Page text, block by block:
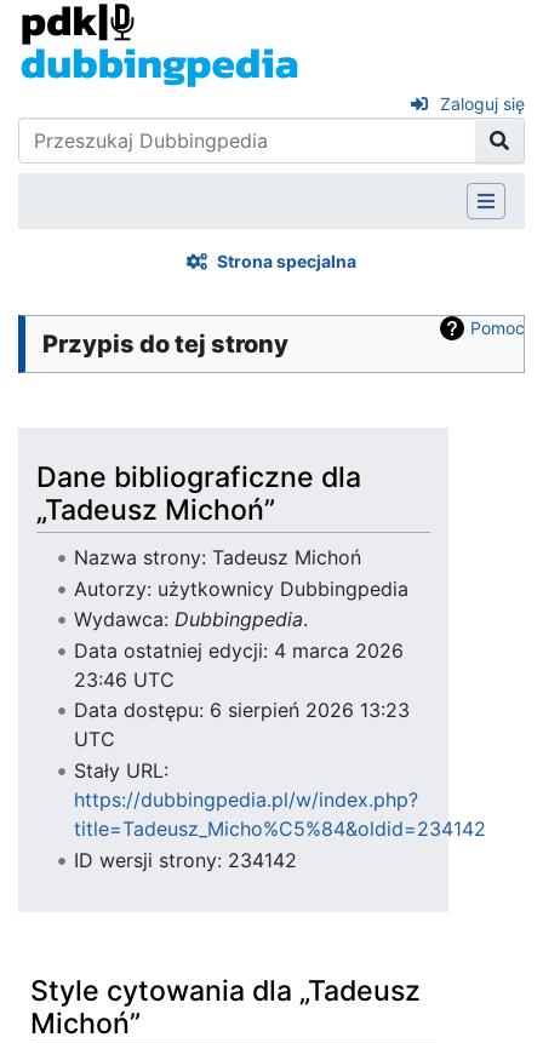
Zaloguj się
Strona specjalna
Pomoc
Przypis do tej strony
Dane bibliograficzne dla
„Tadeusz Michoń”
Nazwa strony: Tadeusz Michoń
Autorzy: użytkownicy Dubbingpedia
Wydawca: Dubbingpedia.
Data ostatniej edycji: 4 marca 2026
23:46 UTC
Data dostępu: 6 sierpień 2026 13:23
UTC
Stały URL:
https://dubbingpedia.pl/w/index.php?
title=Tadeusz_Micho%C5%84&oldid=234142
ID wersji strony: 234142
Style cytowania dla „Tadeusz
Michoń”